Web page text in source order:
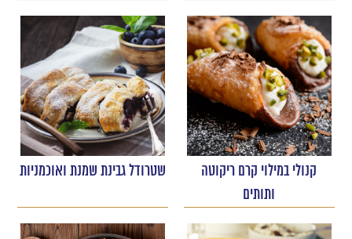
קנולי במילוי קרם ריקוטה
ותותים
שטרודל גבינת שמנת ואוכמניות